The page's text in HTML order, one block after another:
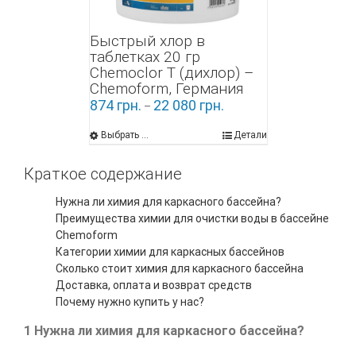
Быстрый хлор в
таблетках 20 гр
Chemoclor Т (дихлор) –
Chemoform, Германия
874 грн. – 22 080 грн.
Выбрать ... Детали
Краткое содержание
Нужна ли химия для каркасного бассейна?
Преимущества химии для очистки воды в бассейне
Chemoform
Категории химии для каркасных бассейнов
Сколько стоит химия для каркасного бассейна
Доставка, оплата и возврат средств
Почему нужно купить у нас?
1 Нужна ли химия для каркасного бассейна?